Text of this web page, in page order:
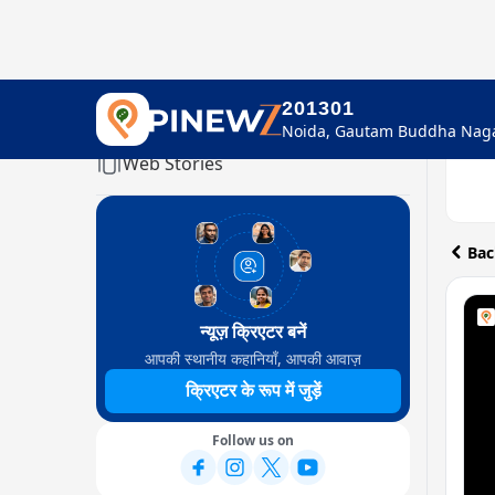
201301
Home
Web Stories
न्यूज़ क्रिएटर बनें
आपकी स्थानीय कहानियाँ, आपकी आवाज़
क्रिएटर के रूप में जुड़ें
Follow us on